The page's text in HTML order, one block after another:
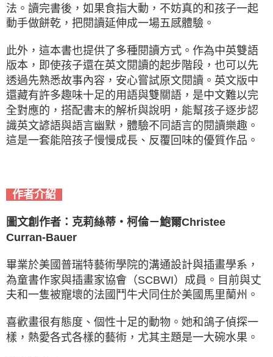
法。讀完書後，如果食指大動，不妨真的和孩子一起
動手做餅乾，把閱讀延伸成一場五感體驗。
此外，這本書也提供了多種閱讀方式。作為中英雙語
版本，即使孩子還在英文閱讀的起步階段，也可以先
透過先熟悉故事內容，安心嘗試原文閱讀。英文版中
還藏有許多趣味十足的用語與雙關語，是中文難以完
全對應的，搭配書末的解析與說明，能幫孩子逐步認
識英文諺語與語言幽默，體驗不同語言的閱讀樂趣。
這是一套能陪孩子慢慢成長、反覆回味的優質作品。
作者介紹
圖文創作者：克莉絲蒂・柯倫－鮑爾Christee
Curran-Bauer
畢業於美國普瑞特藝術學院的溝通設計與插畫學系，
為童書作家與插畫家協會（SCBWI）成員。目前與丈
夫和一隻被寵壞的法國鬥牛犬同住於美國馬里蘭州。
喜歡畫很有態度、個性十足的動物。她和鴿子偵探一
樣，熱愛各式各樣的藝術，尤其主題是一大碗水果。